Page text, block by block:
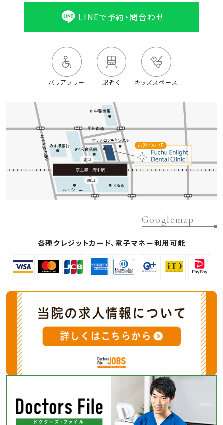
LINEで予約・問合わせ
バリアフリー 駅近く キッズスペース
Googlemap
各種クレジットカード、電子マネー利用可能